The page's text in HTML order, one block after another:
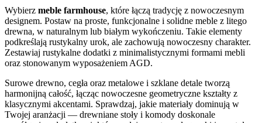
Wybierz meble farmhouse, które łączą tradycję z nowoczesnym
designem. Postaw na proste, funkcjonalne i solidne meble z litego
drewna, w naturalnym lub białym wykończeniu. Takie elementy
podkreślają rustykalny urok, ale zachowują nowoczesny charakter.
Zestawiaj rustykalne dodatki z minimalistycznymi formami mebli
oraz stonowanym wyposażeniem AGD.
Surowe drewno, cegła oraz metalowe i szklane detale tworzą
harmonijną całość, łącząc nowoczesne geometryczne kształty z
klasycznymi akcentami. Sprawdzaj, jakie materiały dominują w
Twojej aranżacji — drewniane stoły i komody doskonale